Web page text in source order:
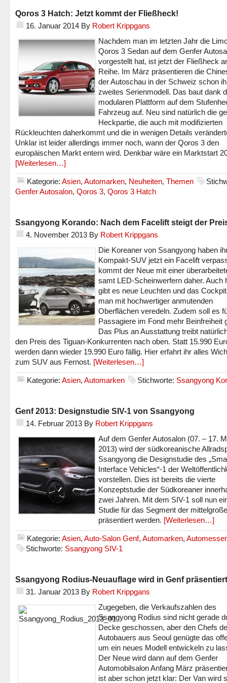
Qoros 3 Hatch: Jetzt kommt der Fließheck!
16. Januar 2014 By Robert Krippgans
Nachdem man im letzten Jahr die
Qoros 3 Sedan auf dem Genfer
vorgestellt hat, ist jetzt der Fließheck
Reihe. Im März präsentieren die
der Autoschau in der Schweiz schon
zweites Serienmodell. Das baut dank
modularen Plattform auf dem
Fahrzeug auf. Neu sind natürlich die
Heckpartie, die auch mit modifizierten
Rückleuchten daherkommt und die in wenigen Details
Unklar ist leider allerdings immer noch, wann der Qoros 3 den
europäischen Markt entern wird. Denkbar wäre ein Marktstart
[Weiterlesen…]
Kategorie: Asien, Automarken, Neuheiten, Themen
Genfer Autosalon, Qoros 3, Qoros 3 Hatch
Ssangyong Korando: Nach dem Facelift steigt der
4. November 2013 By Robert Krippgans
Die Koreaner von Ssangyong haben
Kompakt-SUV jetzt ein Facelift
kommt der Neue mit einer
samt LED-Scheinwerfern daher. Auch
gibt es neue Leuchten und das
man mit hochwertiger anmutenden
Oberflächen veredeln. Zudem soll es
Passagiere im Fond mehr Beinfreiheit
Das Plus an Ausstattung treibt
den Preis des Tiguan-Konkurrenten nach oben. Statt 15.990
werden dann wieder 19.990 Euro fällig. Hier erfahrt ihr alles
zum SUV aus Fernost. [Weiterlesen…]
Kategorie: Asien, Automarken Stichworte: Ssangyong
Genf 2013: Designstudie SIV-1 von Ssangyong
14. Februar 2013 By Robert Krippgans
Auf dem Genfer Autosalon (07. – 17.
2013) wird der südkoreanische
Ssangyong die Designstudie des
Interface Vehicles“-1 der
vorstellen. Dies ist bereits die vierte
Konzeptstudie der Südkoreaner
zwei Jahren. Mit dem SIV-1 soll nun
Studie für das Segment der
präsentiert werden. [Weiterlesen…]
Kategorie: Asien, Auto-Salon Genf, Automarken,
Stichworte: Ssangyong SIV-1
Ssangyong Rodius-Neuauflage wird in Genf präsentiert
31. Januar 2013 By Robert Krippgans
Zugegeben, die Verkaufszahlen des
Ssangyong Rodius sind nicht gerade
Decke geschossen, aber den Chefs
Autobauers aus Seoul genügte das
um ein neues Modell entwickeln zu
Der Neue wird dann auf dem Genfer
Automobilsalon Anfang März
ist aber schon jetzt klar: Der Van wird